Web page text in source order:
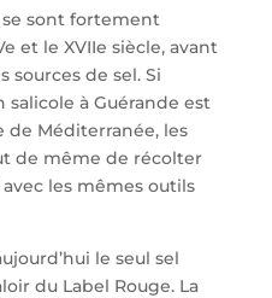
se sont fortement
et le XVIIe siècle, avant
sources de sel. Si
à Guérande est
Méditerranée, les
de même de récolter
les mêmes outils
le seul sel
du Label Rouge. La